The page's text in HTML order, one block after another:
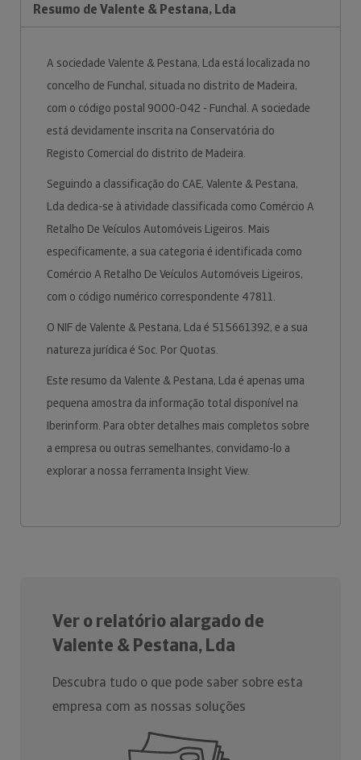
Resumo de Valente & Pestana, Lda
A sociedade Valente & Pestana, Lda está localizada no
concelho de Funchal, situada no distrito de Madeira,
com o código postal 9000-042 - Funchal. A sociedade
está devidamente inscrita na Conservatória do
Registo Comercial do distrito de Madeira.
Seguindo a classificação do CAE, Valente & Pestana,
Lda dedica-se à atividade classificada como Comércio A
Retalho De Veículos Automóveis Ligeiros. Mais
especificamente, a sua categoria é identificada como
Comércio A Retalho De Veículos Automóveis Ligeiros,
com o código numérico correspondente 47811.
O NIF de Valente & Pestana, Lda é 515661392, e a sua
natureza jurídica é Soc. Por Quotas.
Este resumo da Valente & Pestana, Lda é apenas uma
pequena amostra da informação total disponível na
Iberinform. Para obter detalhes mais completos sobre
a empresa ou outras semelhantes, convidamo-lo a
explorar a nossa ferramenta Insight View.
Ver o relatório alargado de
Valente & Pestana, Lda
Descubra tudo o que pode saber sobre esta
empresa com as nossas soluções